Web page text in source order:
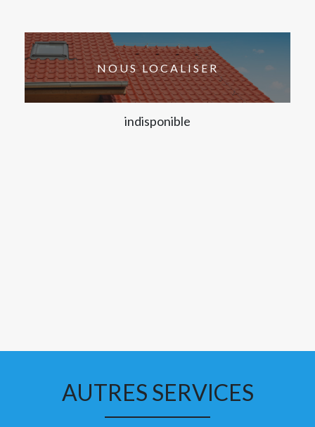
NOUS LOCALISER
indisponible
AUTRES SERVICES